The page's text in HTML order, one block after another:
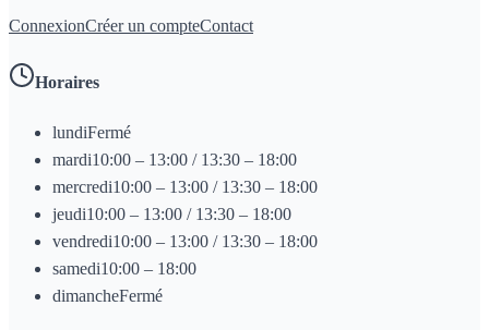
ConnexionCréer un compteContact
Horaires
lundiFermé
mardi10:00 – 13:00 / 13:30 – 18:00
mercredi10:00 – 13:00 / 13:30 – 18:00
jeudi10:00 – 13:00 / 13:30 – 18:00
vendredi10:00 – 13:00 / 13:30 – 18:00
samedi10:00 – 18:00
dimancheFermé